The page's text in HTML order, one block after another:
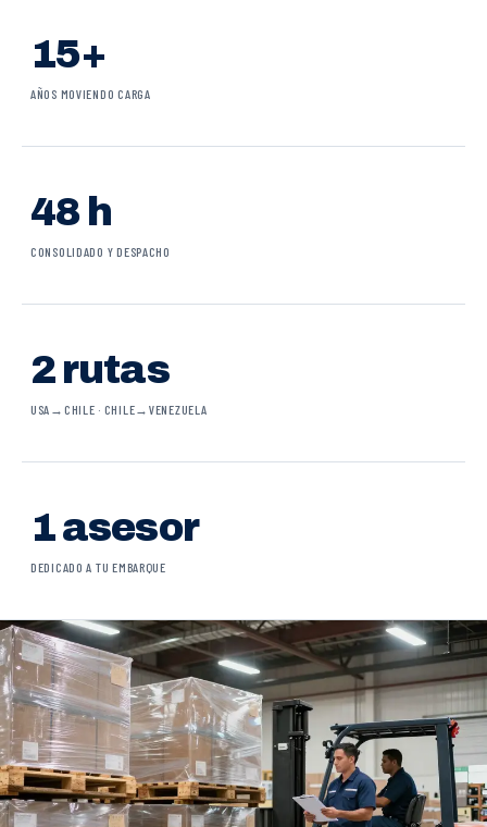
15+
AÑOS MOVIENDO CARGA
48 h
CONSOLIDADO Y DESPACHO
2 rutas
USA→CHILE · CHILE→VENEZUELA
1 asesor
DEDICADO A TU EMBARQUE